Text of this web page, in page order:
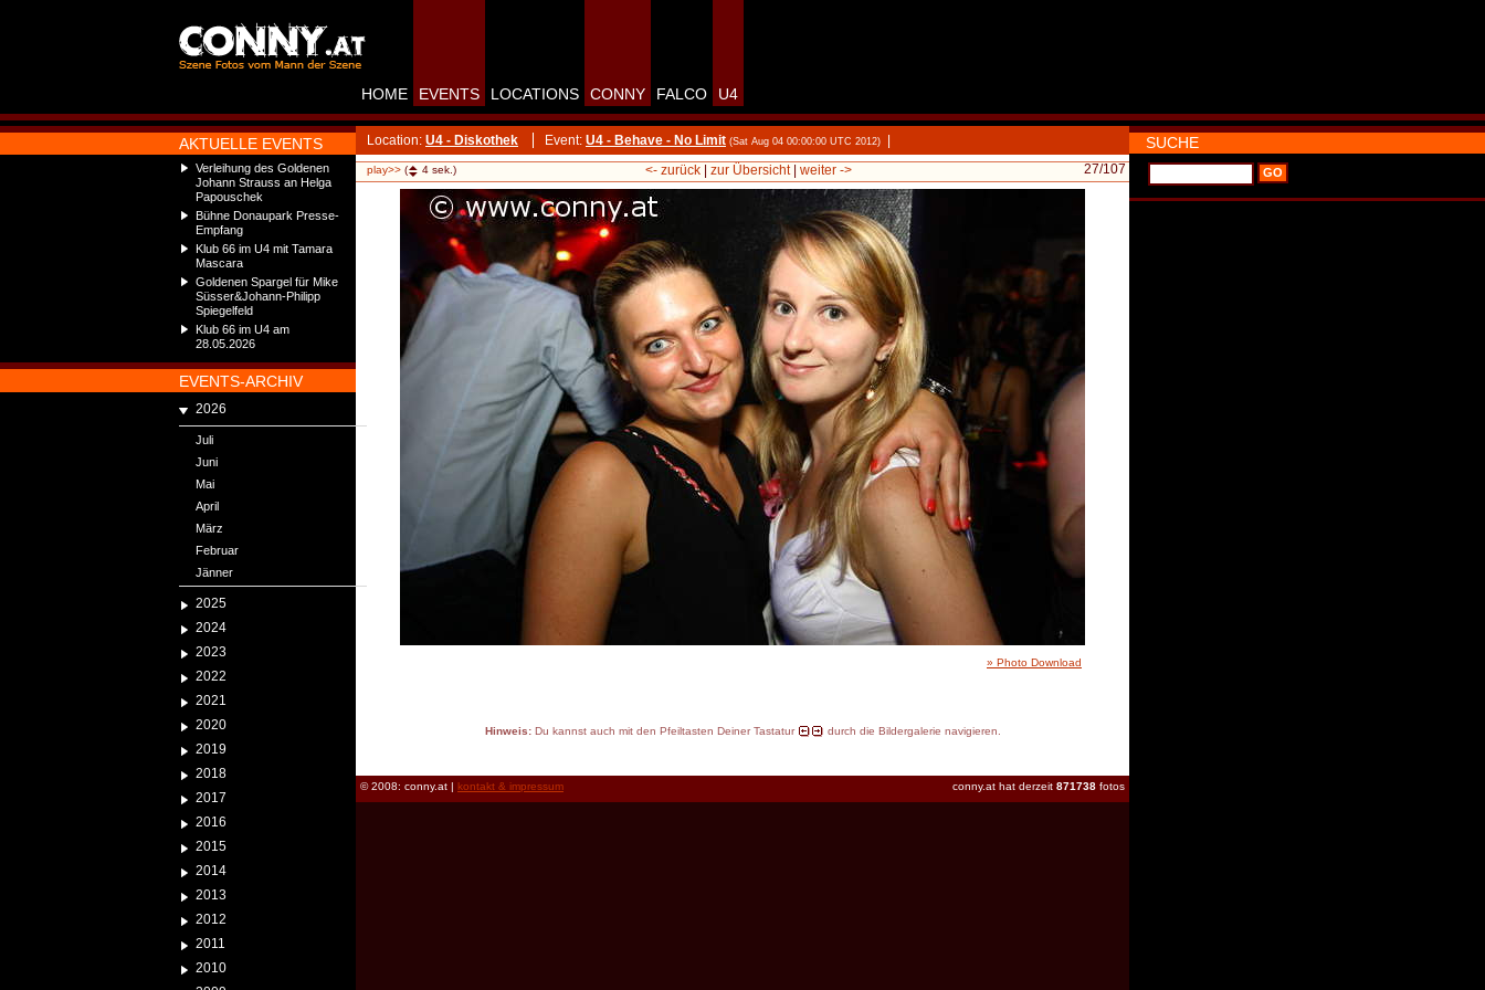
AKTUELLE EVENTS
Verleihung des Goldenen
Johann Strauss an Helga
Papouschek
Bühne Donaupark Presse-
Empfang
Klub 66 im U4 mit Tamara
Mascara
Goldenen Spargel für Mike
Süsser&Johann-Philipp
Spiegelfeld
Klub 66 im U4 am
28.05.2026
EVENTS-ARCHIV
2026
Juli
Juni
Mai
April
März
Februar
Jänner
2025
2024
2023
2022
2021
2020
2019
2018
2017
2016
2015
2014
2013
2012
2011
2010
HOME EVENTS LOCATIONS CONNY FALCO U4
Location: U4 - Diskothek Event: U4 - Behave - No Limit (Sat Aug 04 00:00:00 UTC 2012)
play>> ( 4 sek.) 27/107
<- zurück| zur Übersicht| weiter ->
» Photo Download
Hinweis:Du kannst auch mit den Pfeiltasten Deiner Tastatur durch die Bildergalerie navigieren.
conny.at hat derzeit 871738 fotos
© 2008: conny.at | kontakt & impressum
SUCHE